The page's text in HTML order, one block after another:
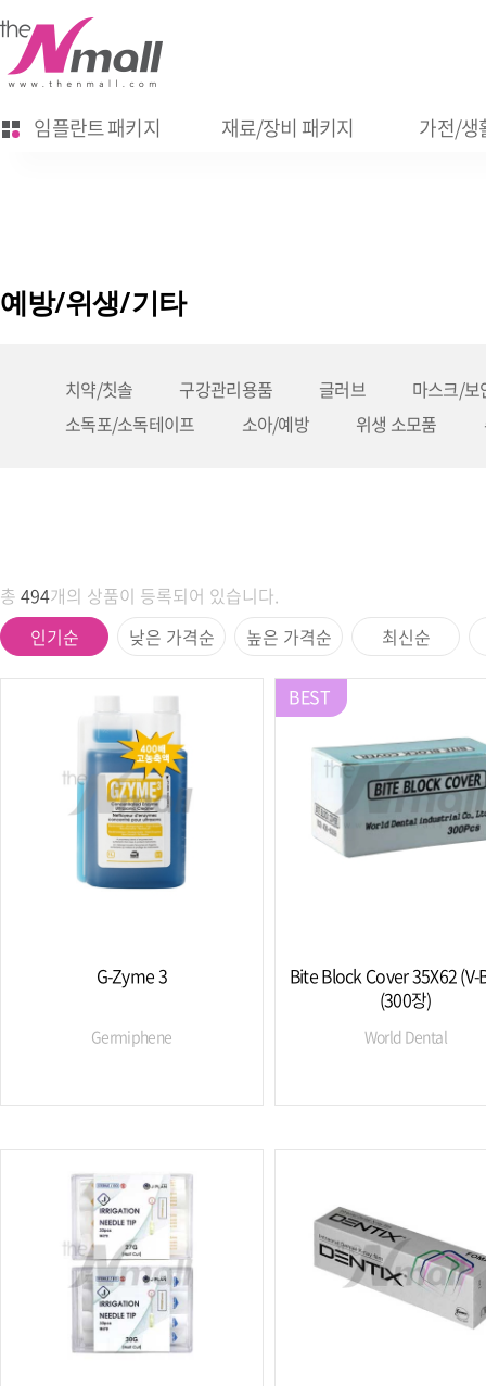
임플란트 패키지 재료/장비 패키지 가전/생
예방/위생/기타
치약/칫솔 구강관리용품 글러브
마스크/보
소독포/소독테이프
소아/예방 위생 소모품
총 494개의 상품이 등록되어 있습니다.
인기순
낮은 가격순 높은 가격순 최신순
G-Zyme 3
Germiphene
BEST
Bite Block Cover 35X62 (V-
(300장)
World Dental